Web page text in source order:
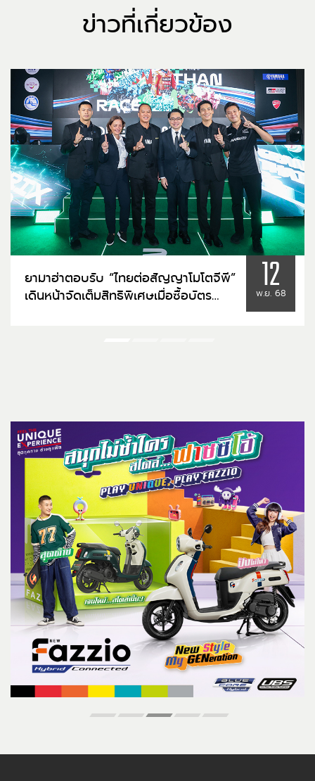
ข่าวที่เกี่ยวข้อง
ยามาฮ่าตอบรับ “ไทยต่อสัญญาโมโตจีพี”
เดินหน้าจัดเต็มสิทธิพิเศษเมื่อซื้อบัตร
12
พ.ย. 68